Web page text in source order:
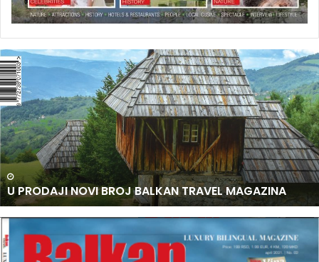
U
P
R
O
D
A
J
I
N
O
V
I
B
R
U PRODAJI NOVI BROJ BALKAN TRAVEL MAGAZINA